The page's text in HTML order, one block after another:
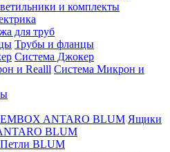
и комплекты
для труб
Трубы и фланцы
Система Джокер
Система Микрон и
Ящики
BLUM
Петли BLUM